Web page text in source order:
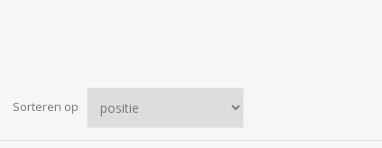
Sorteren op